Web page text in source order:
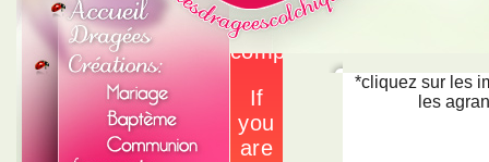
*cliquez sur les
les